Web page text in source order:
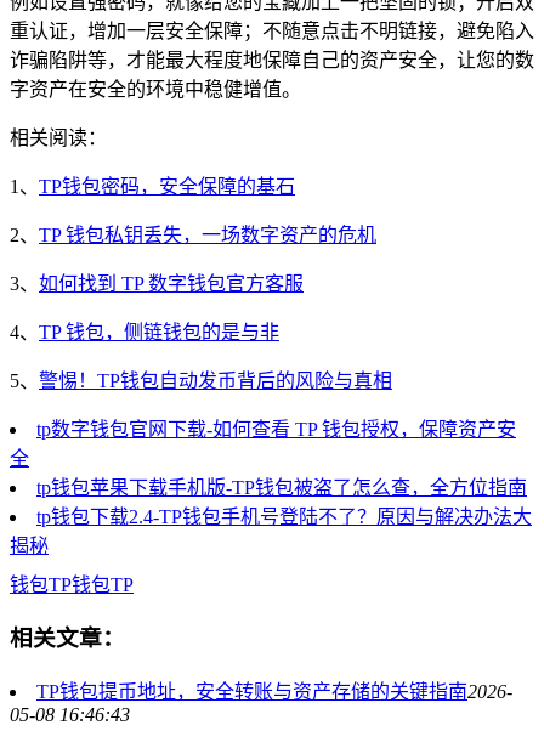
重认证，增加一层安全保障；不随意点击不明链接，避免陷入
诈骗陷阱等，才能最大程度地保障自己的资产安全，让您的数
字资产在安全的环境中稳健增值。
相关阅读：
1、 TP钱包密码，安全保障的基石
2、 TP 钱包私钥丢失，一场数字资产的危机
3、 如何找到 TP 数字钱包官方客服
4、 TP 钱包，侧链钱包的是与非
5、 警惕！TP钱包自动发币背后的风险与真相
tp数字钱包官网下载-如何查看 TP 钱包授权，保障资产安
全
tp钱包苹果下载手机版-TP钱包被盗了怎么查，全方位指南
tp钱包下载2.4-TP钱包手机号登陆不了？原因与解决办法大
揭秘
钱包TP钱包TP
相关文章：
TP钱包提币地址，安全转账与资产存储的关键指南2026-
05-08 16:46:43